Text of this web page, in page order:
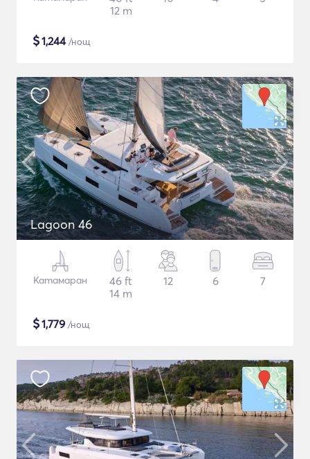
12 m
$1,244/нощ
Lagoon 46
Катамаран
46 ft
14 m
12 6 7
$1,779 /нощ